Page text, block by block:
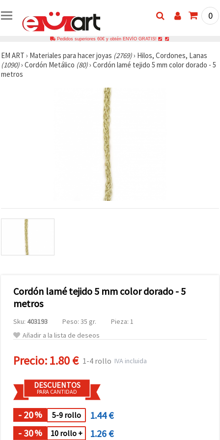
0
Pedidos superiores 60€ y obtén ENVÍO GRATIS!
EM ART › Materiales para hacer joyas (2769)› Hilos, Cordones, Lanas
(1090)› Cordón Metálico (80)› Cordón lamé tejido 5 mm color dorado - 5
metros
Cordón lamé tejido 5 mm color dorado - 5
metros
Sku: 403193 Peso: 35 gr.
Pieza: 1
Añadir a la lista de deseos
Precio:1.80 € 1-4 rollo IVA incluida
DESCUENTOS
PARA CANTIDAD
- 20% 5-9 rollo
1.44 €
- 30% 10 rollo + 1.26 €